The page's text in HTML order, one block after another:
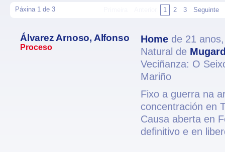
Páxina 1 de 3 1 2 3 Seguinte
Álvarez Arnoso, Alfonso
Proceso
Home de 21
Natural de
Veciñanza: O
Mariño
Fixo a guerra na
concentración en
Causa aberta en
definitivo e en